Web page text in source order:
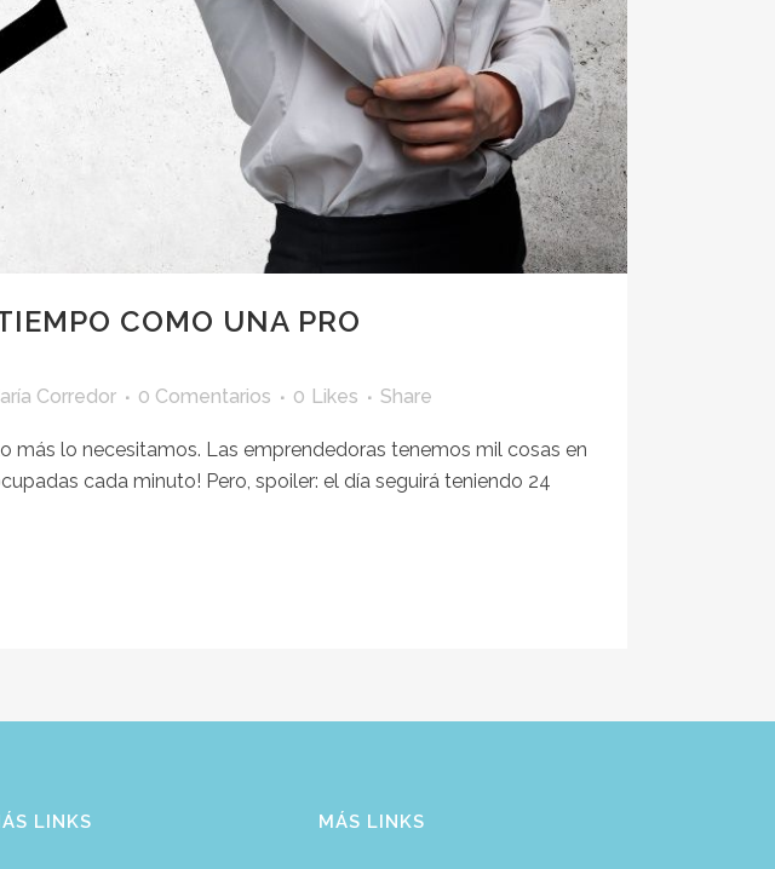
COMO UNA PRO
Corredor 0 Comentarios 0 Likes Share
más lo necesitamos. Las emprendedoras tenemos mil cosas en
cada minuto! Pero, spoiler: el día seguirá teniendo 24
LINKS MÁS LINKS